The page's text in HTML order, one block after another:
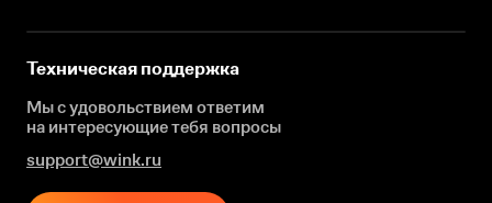
Техническая поддержка
Мы с удовольствием ответим
на интересующиетебя вопросы
support@wink.ru